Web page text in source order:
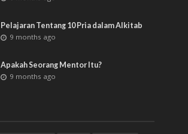
Pelajaran Tentang 10 Pria dalam Alkitab
9 months ago
Apakah Seorang Mentor Itu?
9 months ago